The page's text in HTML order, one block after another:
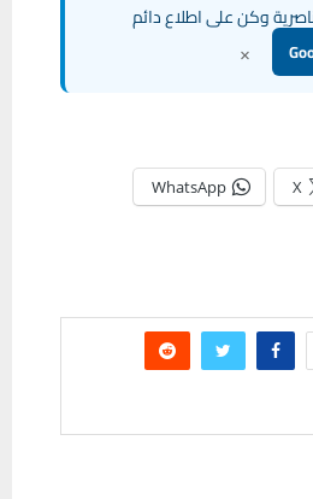
وكن على اطلاع دائم
×
X
WhatsApp